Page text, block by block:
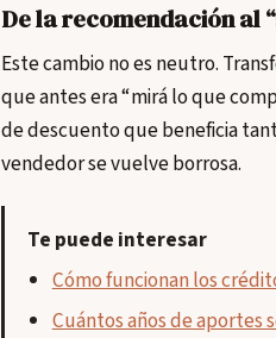
De la recomendación al
Este cambio no es neutro.
que antes era “mirá lo que
de descuento que beneficia
vendedor se vuelve borrosa.
Te puede interesar
Cómo funcionan los
Cuántos años de aportes